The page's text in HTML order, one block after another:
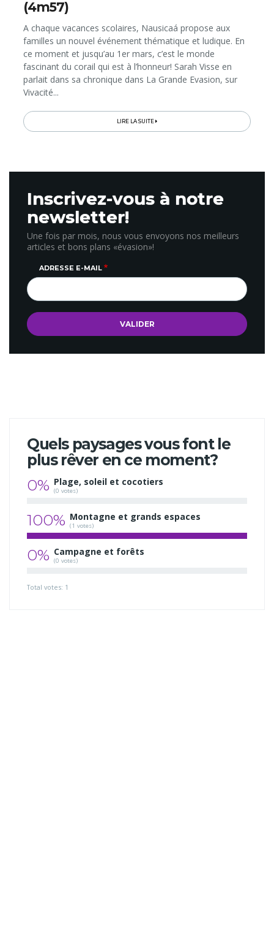
(4m57)
A chaque vacances scolaires, Nausicaá propose aux
familles un nouvel événement thématique et ludique. En
ce moment et jusqu’au 1er mars, c’est le monde
fascinant du corail qui est à l’honneur! Sarah Visse en
parlait dans sa chronique dans La Grande Evasion, sur
Vivacité...
LIRE LA SUITE
Inscrivez-vous à notre
newsletter!
Une fois par mois, nous vous envoyons nos meilleurs
articles et bons plans «évasion»!
ADRESSE E-MAIL
Quels paysages vous font le
plus rêver en ce moment?
0% Plage, soleil et cocotiers
(0 votes)
100% Montagne et grands espaces
(1 votes)
0% Campagne et forêts
(0 votes)
Total votes: 1